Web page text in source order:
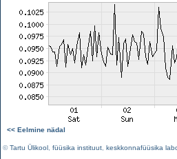
<< Eelmine nädal
©Tartu Ülikool füüsika instituut keskkonnafüüsika